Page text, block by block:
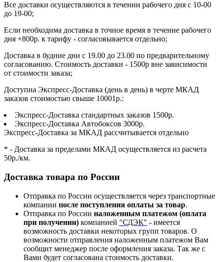
Все доставки осуществляются в течении рабочего дня с 10-00
до 19-00;
Если необходима доставка в точное время в течение рабочего
дня +800р. к тарифу - согласовывается отдельно;
Доставка в будние дни с 19.00 до 23.00 по предварительному
согласованию. Стоимость доставки - 1500р вне зависимости
от стоимости заказа;
Доступна Экспресс-Доставка (день в день) в черте МКАД
заказов стоимостью свыше 10001р.:
Экспресс-Доставка стандартных заказов 1500р.
Экспресс-Доставка Автобоксов 3000р.
Экспресс-Доставка за МКАД рассчитывается отдельно
* - Доставка за пределами МКАД осуществляется из расчета
50р./км.
Доставка товара по России
Отправка по России осуществляется через транспортные
компании после поступления оплаты за товар.
Отправка по России наложенным платежом (оплата
при получении) компанией "СДЭК" - имеется
возможность доставки некоторых групп товаров. О
возможности отправления наложенным платежом Вам
сообщит менеджер после оформления заказа. Так же с
Вами будет согласована стоимость доставки.